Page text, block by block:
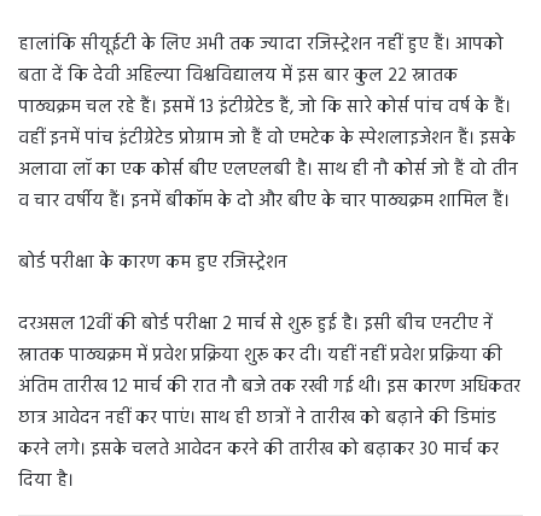
हालांकि सीयूईटी के लिए अभी तक ज्यादा रजिस्ट्रेशन नहीं हुए हैं। आपको
बता दें कि देवी अहिल्या विश्वविद्यालय में इस बार कुल 22 स्नातक
पाठ्यक्रम चल रहे हैं। इसमें 13 इंटीग्रेटेड हैं, जो कि सारे कोर्स पांच वर्ष के हैं।
वहीं इनमें पांच इंटीग्रेटेड प्रोग्राम जो हैं वो एमटेक के स्पेशलाइजेशन हैं। इसके
अलावा लॉ का एक कोर्स बीए एलएलबी है। साथ ही नौ कोर्स जो हैं वो तीन
व चार वर्षीय हैं। इनमें बीकॉम के दो और बीए के चार पाठ्यक्रम शामिल हैं।
बोर्ड परीक्षा के कारण कम हुए रजिस्ट्रेशन
दरअसल 12वीं की बोर्ड परीक्षा 2 मार्च से शुरू हुई है। इसी बीच एनटीए नें
स्नातक पाठ्यक्रम में प्रवेश प्रक्रिया शुरू कर दी। यहीं नहीं प्रवेश प्रक्रिया की
अंतिम तारीख 12 मार्च की रात नौ बजे तक रखी गई थी। इस कारण अधिकतर
छात्र आवेदन नहीं कर पाएं। साथ ही छात्रों ने तारीख को बढ़ाने की डिमांड
करने लगे। इसके चलते आवेदन करने की तारीख को बढ़ाकर 30 मार्च कर
दिया है।